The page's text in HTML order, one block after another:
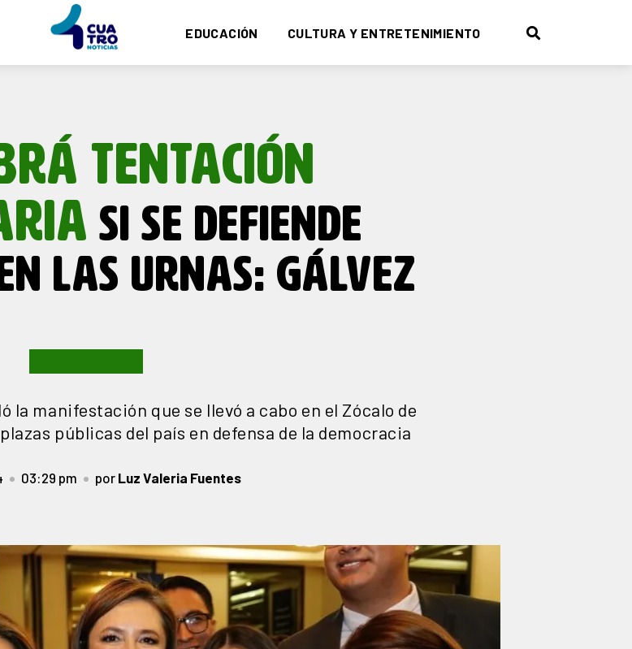
EDUCACIÓN CULTURA Y ENTRETENIMIENTO
TENTACIÓN
SI SE DEFIENDE
LAS URNAS: GÁLVEZ
la manifestación que se llevó a cabo en el Zócalo de
públicas del país en defensa de la democracia
03:29 pm por Luz Valeria Fuentes